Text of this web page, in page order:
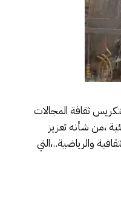
ثقافة المجالات
،من شأنه تعزيز
والرياضية..،التي